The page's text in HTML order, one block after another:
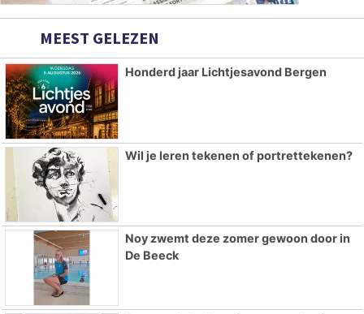
MEEST GELEZEN
Honderd jaar Lichtjesavond Bergen
Wil je leren tekenen of portrettekenen?
Noy zwemt deze zomer gewoon door in
De Beeck